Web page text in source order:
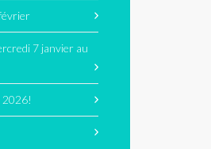
7 janvier au
2026!